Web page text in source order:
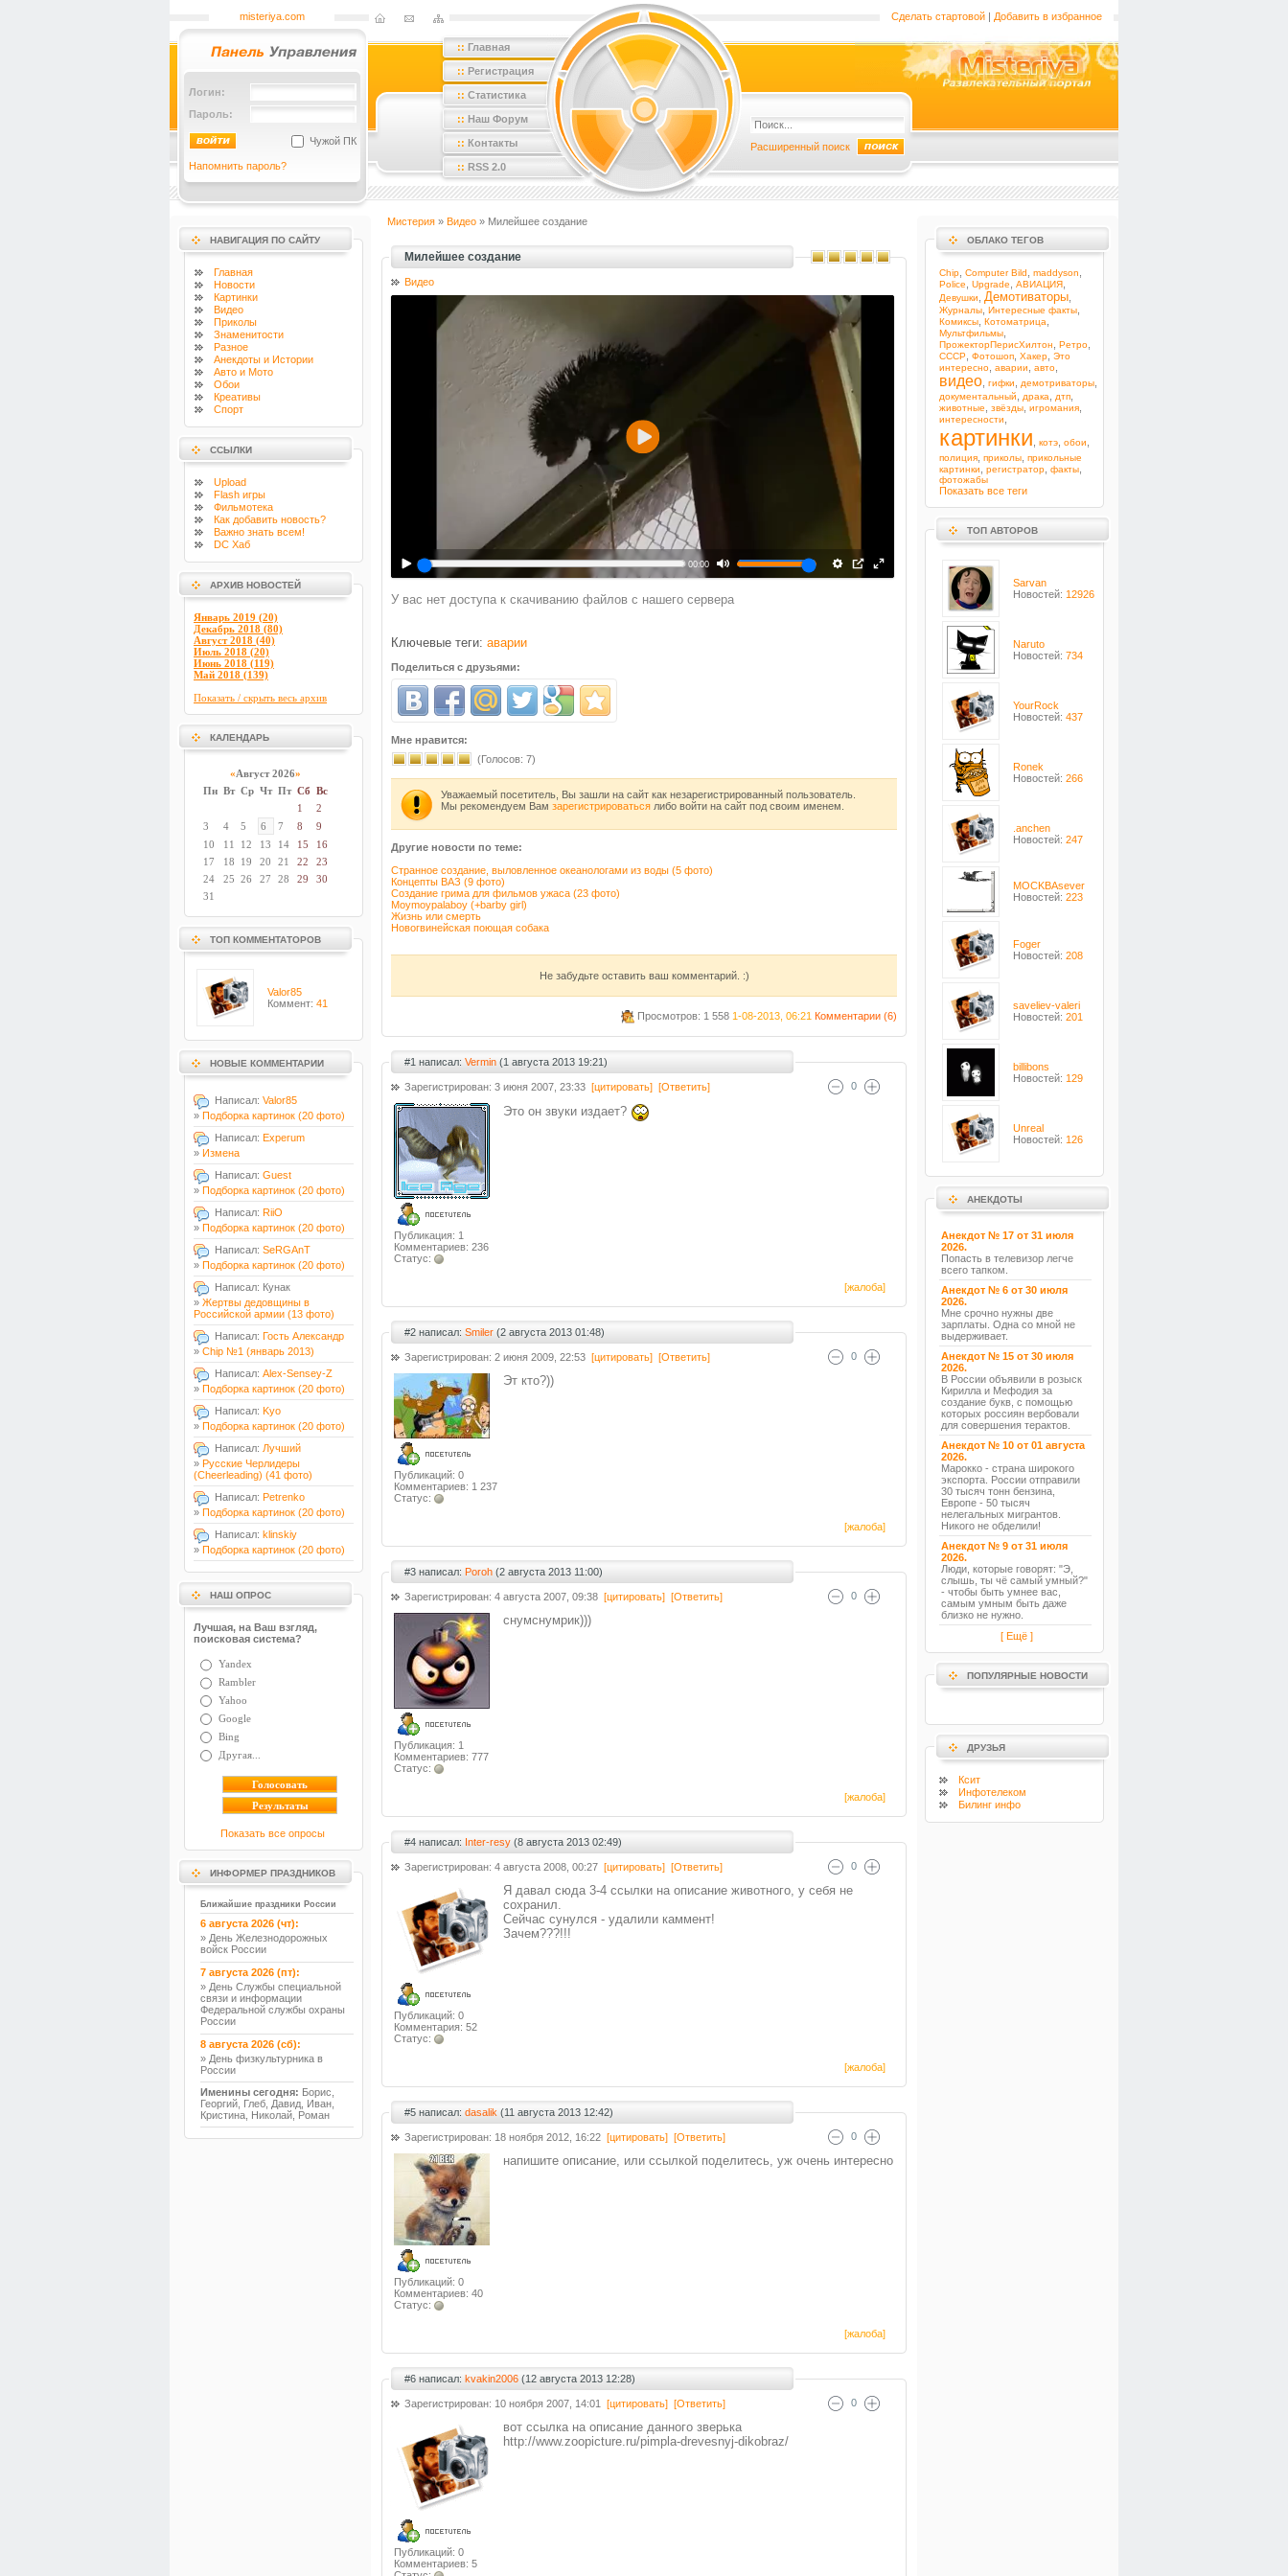
misteriya.com Сделать стартовой | Добавить в избранное
Логин:
Пароль:
Чужой ПК
Напомнить пароль?
:: Главная
:: Регистрация
:: Статистика
:: Наш Форум
:: Контакты
:: RSS 2.0
Расширенный поиск
НАВИГАЦИЯ ПО САЙТУ
Главная
Новости
Картинки
Видео
Приколы
Знаменитости
Разное
Анекдоты и Истории
Авто и Мото
Обои
Креативы
Спорт
ССЫЛКИ
Upload
Flash игры
Фильмотека
Как добавить новость?
Важно знать всем!
DC Хаб
АРХИВ НОВОСТЕЙ
Январь 2019 (20)
Декабрь 2018 (80)
Август 2018 (40)
Июль 2018 (20)
Июнь 2018 (119)
Май 2018 (139)
Показать / скрыть весь архив
КАЛЕНДАРЬ
«Август 2026»
Пн Вт Ср Чт Пт Сб Вс
1
2
3
4 5 6 7 8
9
10
11 12 13 14 15
16
17
18 19 20 21 22
23
24
25 26 27 28 29
30
31
ТОП КОММЕНТАТОРОВ
Valor85
Коммент: 41
НОВЫЕ КОММЕНТАРИИ
Написал: Valor85
» Подборка картинок (20 фото)
Написал: Experum
» Измена
Написал: Guest
» Подборка картинок (20 фото)
Написал: RiiO
» Подборка картинок (20 фото)
Написал: SeRGAnT
» Подборка картинок (20 фото)
Написал: Кунак
» Жертвы дедовщины в
Российской армии (13 фото)
Написал: Гость Александр
» Chip №1 (январь 2013)
Написал: Alex-Sensey-Z
» Подборка картинок (20 фото)
Написал: Kyo
» Подборка картинок (20 фото)
Написал: Лучший
» Русские Черлидеры
(Cheerleading) (41 фото)
Написал: Petrenko
» Подборка картинок (20 фото)
Написал: klinskiy
» Подборка картинок (20 фото)
НАШ ОПРОС
Лучшая, на Ваш взгляд,
поисковая система?
Yandex
Rambler
Yahoo
Google
Bing
Другая...
Показать все опросы
ИНФОРМЕР ПРАЗДНИКОВ
Ближайшие праздники России
6 августа 2026 (чт):
» День Железнодорожных
войск России
7 августа 2026 (пт):
» День Службы специальной
связи и информации
Федеральной службы охраны
России
8 августа 2026 (сб):
» День физкультурника в
России
Именины сегодня: Борис,
Георгий, Глеб, Давид, Иван,
Кристина, Николай, Роман
Мистерия » Видео » Милейшее создание
Милейшее создание
Видео
00:00
Воспроизвести
У вас нет доступа к скачиванию файлов с нашего сервера
Ключевые теги: аварии
Поделиться с друзьями:
Мне нравится:
(Голосов: 7)
Уважаемый посетитель, Вы зашли на сайт как незарегистрированный пользователь.
Мы рекомендуем Вам зарегистрироваться либо войти на сайт под своим именем.
Другие новости по теме:
Странное создание, выловленное океанологами из воды (5 фото)
Концепты ВАЗ (9 фото)
Создание грима для фильмов ужаса (23 фото)
Moymoypalaboy (+barby girl)
Жизнь или смерть
Новогвинейская поющая собака
Не забудьте оставить ваш комментарий. :)
Просмотров: 1 558 1-08-2013, 06:21 Комментарии (6)
#1 написал: Vermin (1 августа 2013 19:21)
Зарегистрирован: 3 июня 2007, 23:33 [цитировать] [Ответить] 0
Публикация: 1
Комментариев: 236
Статус:
Это он звуки издает?
[жалоба]
#2 написал: Smiler (2 августа 2013 01:48)
Зарегистрирован: 2 июня 2009, 22:53 [цитировать] [Ответить] 0
Публикаций: 0
Комментариев: 1 237
Статус:
Эт кто?))
[жалоба]
#3 написал: Poroh (2 августа 2013 11:00)
Зарегистрирован: 4 августа 2007, 09:38 [цитировать] [Ответить] 0
Публикация: 1
Комментариев: 777
Статус:
снумснумрик)))
[жалоба]
#4 написал: Inter-resy (8 августа 2013 02:49)
Зарегистрирован: 4 августа 2008, 00:27 [цитировать] [Ответить] 0
Публикаций: 0
Комментария: 52
Статус:
Я давал сюда 3-4 ссылки на описание животного, у себя не
сохранил.
Сейчас сунулся - удалили каммент!
Зачем???!!!
[жалоба]
#5 написал: dasalik (11 августа 2013 12:42)
Зарегистрирован: 18 ноября 2012, 16:22 [цитировать] [Ответить] 0
Публикаций: 0
Комментариев: 40
Статус:
напишите описание, или ссылкой поделитесь, уж очень интересно
[жалоба]
#6 написал: kvakin2006 (12 августа 2013 12:28)
Зарегистрирован: 10 ноября 2007, 14:01 [цитировать] [Ответить] 0
Публикаций: 0
Комментариев: 5
вот ссылка на описание данного зверька
http://www.zoopicture.ru/pimpla-drevesnyj-dikobraz/
ОБЛАКО ТЕГОВ
Chip Computer Bild maddyson
Police Upgrade АВИАЦИЯ
Девушки Демотиваторы
Журналы Интересные факты
Комиксы Котоматрица
Мультфильмы
ПрожекторПерисХилтон Ретро
СССР Фотошоп Хакер Это
интересно аварии авто
видео гифки демотриваторы
документальный драка дтп
животные звёзды игромания
интересности
картинки котэ обои
полиция приколы прикольные
картинки
регистратор факты
фотожабы
Показать все теги
ТОП АВТОРОВ
Sarvan
Новостей: 12926
Naruto
Новостей: 734
YourRock
Новостей: 437
Ronek
Новостей: 266
.anchen
Новостей: 247
MOCKBAsever
Новостей: 223
Foger
Новостей: 208
saveliev-valeri
Новостей: 201
billibons
Новостей: 129
Unreal
Новостей: 126
АНЕКДОТЫ
Анекдот № 17 от 31 июля
2026.
Попасть в телевизор легче
всего тапком.
Анекдот № 6 от 30 июля
2026.
Мне срочно нужны две
зарплаты. Одна со мной не
выдерживает.
Анекдот № 15 от 30 июля
2026.
В России объявили в розыск
Кирилла и Мефодия за
создание букв, с помощью
которых россиян вербовали
для совершения терактов.
Анекдот № 10 от 01 августа
2026.
Марокко - страна широкого
экспорта. России отправили
30 тысяч тонн бензина,
Европе - 50 тысяч
нелегальных мигрантов.
Никого не обделили!
Анекдот № 9 от 31 июля
2026.
Люди, которые говорят: "Э,
слышь, ты чё самый умный?"
- чтобы быть умнее вас,
самым умным быть даже
близко не нужно.
[ Ещё ]
ПОПУЛЯРНЫЕ НОВОСТИ
ДРУЗЬЯ
Ксит
Инфотелеком
Билинг инфо